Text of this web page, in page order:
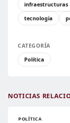
infraestructuras
tecnología
CATEGORÍA
Política
NOTICIAS
POLÍTICA